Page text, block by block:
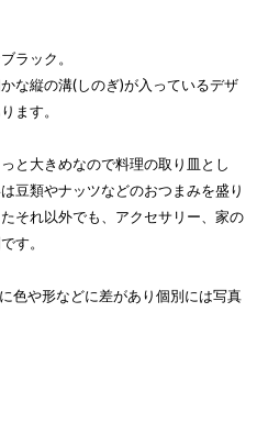
ラック。
な縦の溝(しのぎ)が入っているデザ
ます。
と大きめなので料理の取り皿とし
豆類やナッツなどのおつまみを盛り
それ以外でも、アクセサリー、家の
す。
色や形などに差があり個別には写真